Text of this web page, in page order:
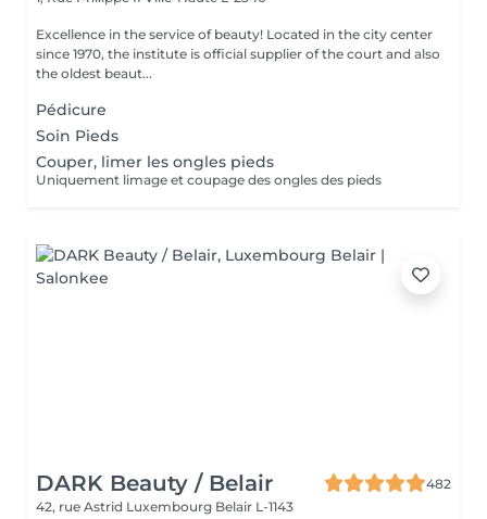
Excellence in the service of beauty! Located in the city center
since 1970, the institute is official supplier of the court and also
the oldest beaut...
Pédicure
Soin Pieds
Couper, limer les ongles pieds
Uniquement limage et coupage des ongles des pieds
DARK Beauty / Belair
482
42, rue Astrid Luxembourg Belair L-1143